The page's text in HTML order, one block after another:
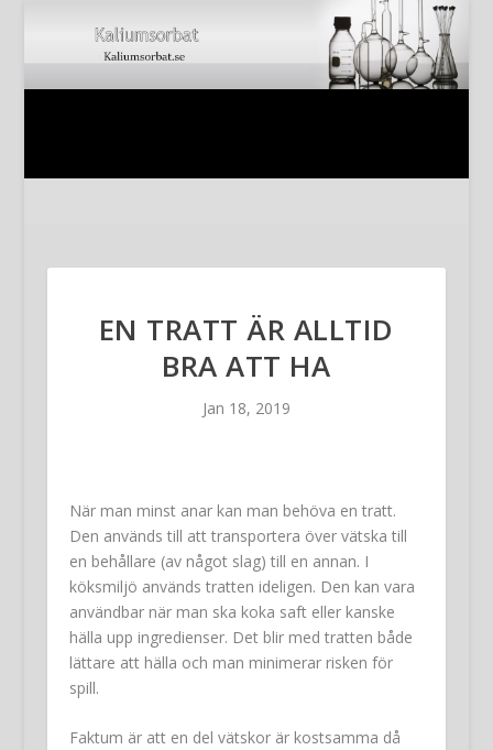
EN TRATT ÄR ALLTID
BRA ATT HA
Jan 18, 2019
När man minst anar kan man behöva en tratt.
Den används till att transportera över vätska till
en behållare (av något slag) till en annan. I
köksmiljö används tratten ideligen. Den kan vara
användbar när man ska koka saft eller kanske
hälla upp ingredienser. Det blir med tratten både
lättare att hälla och man minimerar risken för
spill.
Faktum är att en del vätskor är kostsamma då